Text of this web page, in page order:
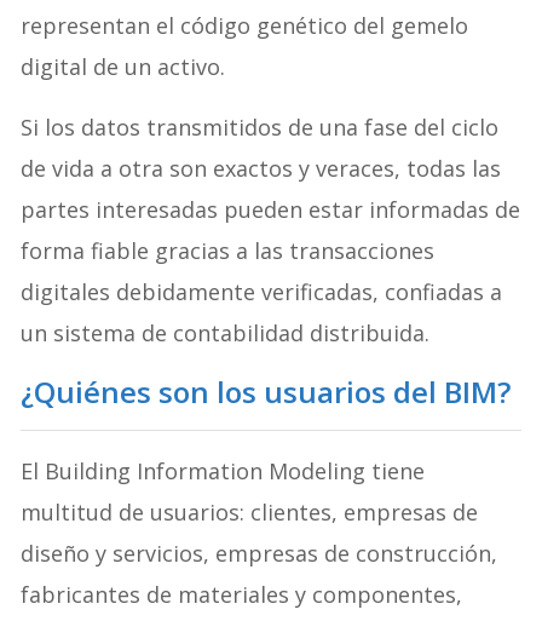
representan el código genético del gemelo
digital de un activo.
Si los datos transmitidos de una fase del ciclo
de vida a otra son exactos y veraces, todas las
partes interesadas pueden estar informadas de
forma fiable gracias a las transacciones
digitales debidamente verificadas, confiadas a
un sistema de contabilidad distribuida.
¿Quiénes son los usuarios del BIM?
El Building Information Modeling tiene
multitud de usuarios: clientes, empresas de
diseño y servicios, empresas de construcción,
fabricantes de materiales y componentes,